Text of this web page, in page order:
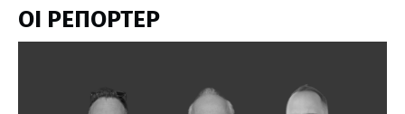
ΟΙ ΡΕΠΟΡΤΕΡ